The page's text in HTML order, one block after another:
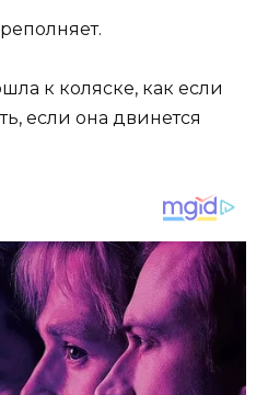
к коляске, как если
если она двинется